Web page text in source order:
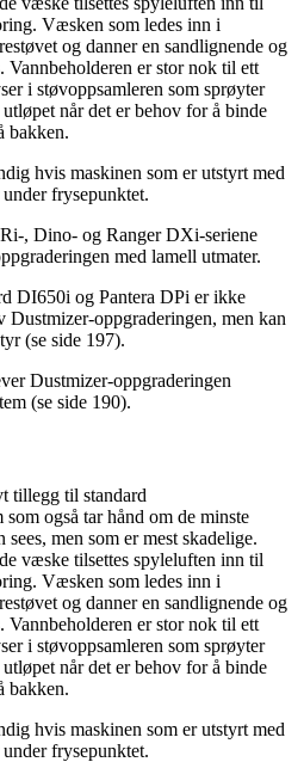
Væsken som ledes inn i
og danner en sandlignende og
Vannbeholderen er stor nok til ett
i støvoppsamleren som sprøyter
når det er behov for å binde
bakken.
hvis maskinen som er utstyrt med
frysepunktet.
, Dino- og Ranger DXi-seriene
med lamell utmater.
DI650i og Pantera DPi er ikke
Dustmizer-oppgraderingen, men kan
(se side 197).
Dustmizer-oppgraderingen
(se side 190).
tillegg til standard
som også tar hånd om de minste
men som er mest skadelige.
væske tilsettes spyleluften inn til
Væsken som ledes inn i
og danner en sandlignende og
Vannbeholderen er stor nok til ett
i støvoppsamleren som sprøyter
når det er behov for å binde
bakken.
hvis maskinen som er utstyrt med
frysepunktet.